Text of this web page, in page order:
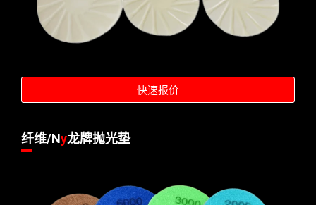
快速报价
纤维/Ny龙牌抛光垫